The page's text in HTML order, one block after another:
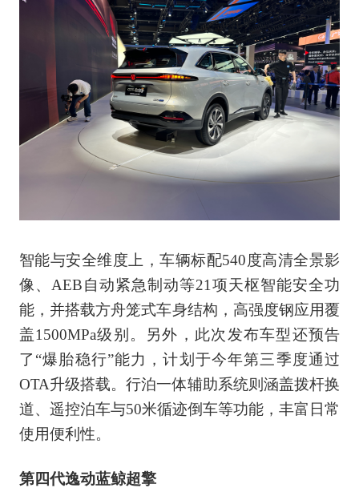
智能与安全维度上，车辆标配540度高清全景影
像、AEB自动紧急制动等21项天枢智能安全功
能，并搭载方舟笼式车身结构，高强度钢应用覆
盖1500MPa级别。另外，此次发布车型还预告
了“爆胎稳行”能力，计划于今年第三季度通过
OTA升级搭载。行泊一体辅助系统则涵盖拨杆换
道、遥控泊车与50米循迹倒车等功能，丰富日常
使用便利性。
第四代逸动蓝鲸超擎